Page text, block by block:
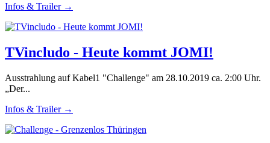
Infos & Trailer →
TVincludo - Heute kommt JOMI!
Ausstrahlung auf Kabel1 "Challenge" am 28.10.2019 ca. 2:00 Uhr.
„Der...
Infos & Trailer →